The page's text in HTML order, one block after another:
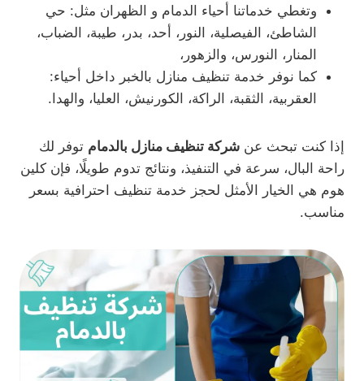
وتغطي خدماتنا أحياء الدمام و الظهران مثل: حي
الشاطئ، الفيصلية، النور، أحد، بدر، طيبة، الضباب،
المنار، النورس، والزهور،
كما نوفر خدمة تنظيف منازل بالخبر داخل أحياء:
العقربية، الثقبة، الراكة، الكورنيش، العليا، والهدا.
إذا كنت تبحث عن شركة تنظيف منازل بالدمام توفر لك
راحة البال، سرعة في التنفيذ، ونتائج تدوم طويلًا، فإن كلين
هوم هي الخيار الأمثل لحجز خدمة تنظيف احترافية بسعر
مناسب.